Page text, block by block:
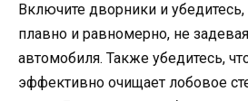
Включите дворники и
плавно и равномерно, не
автомобиля. Также убедитесь,
эффективно очищает лобовое